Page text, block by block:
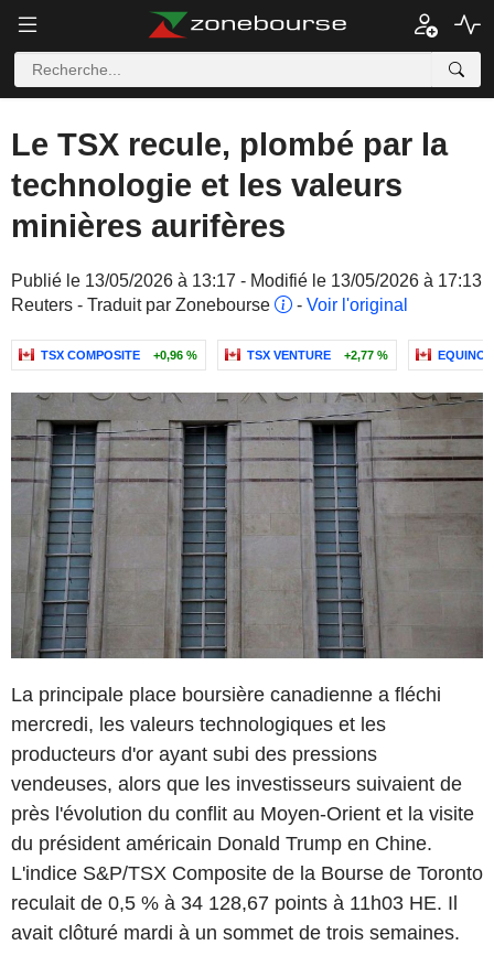
Le TSX recule, plombé par la
technologie et les valeurs
minières aurifères
Publié le 13/05/2026 à 13:17 - Modifié le 13/05/2026 à 17:13
Reuters - Traduit par Zonebourse
- Voir l'original
TSX COMPOSITE +0,96 % TSX VENTURE +2,77 %
La principale place boursière canadienne a fléchi
mercredi, les valeurs technologiques et les
producteurs d'or ayant subi des pressions
vendeuses, alors que les investisseurs suivaient de
près l'évolution du conflit au Moyen-Orient et la visite
du président américain Donald Trump en Chine.
L'indice S&P/TSX Composite de la Bourse de Toronto
reculait de 0,5 % à 34 128,67 points à 11h03 HE. Il
avait clôturé mardi à un sommet de trois semaines.